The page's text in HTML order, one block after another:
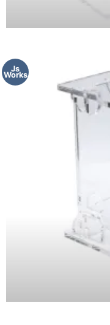
Js
Works